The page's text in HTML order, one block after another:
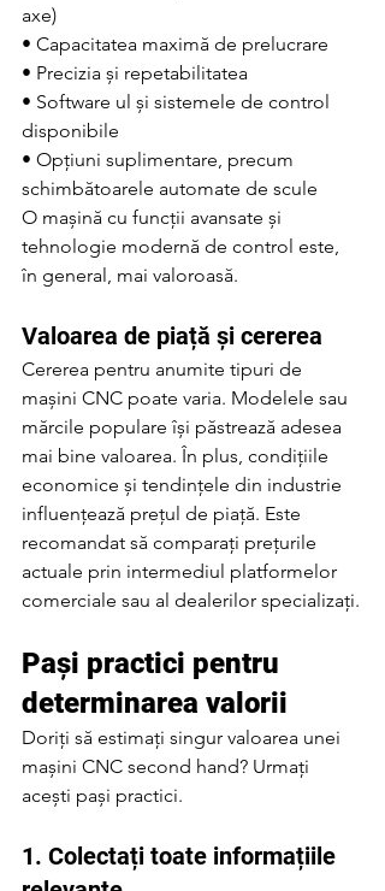
axe)
• Capacitatea maximă de prelucrare
• Precizia și repetabilitatea
• Software ul și sistemele de control
disponibile
• Opțiuni suplimentare, precum
schimbătoarele automate de scule
O mașină cu funcții avansate și
tehnologie modernă de control este,
în general, mai valoroasă.
Valoarea de piață și cererea
Cererea pentru anumite tipuri de
mașini CNC poate varia. Modelele sau
mărcile populare își păstrează adesea
mai bine valoarea. În plus, condițiile
economice și tendințele din industrie
influențează prețul de piață. Este
recomandat să comparați prețurile
actuale prin intermediul platformelor
comerciale sau al dealerilor specializați.
Pași practici pentru
determinarea valorii
Doriți să estimați singur valoarea unei
mașini CNC second hand? Urmați
acești pași practici.
1. Colectați toate informațiile